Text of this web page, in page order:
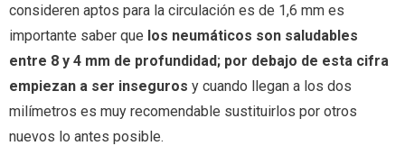
consideren aptos para la circulación es de 1,6 mm es
importante saber que los neumáticos son saludables
entre 8 y 4 mm de profundidad; por debajo de esta cifra
empiezan a ser inseguros y cuando llegan a los dos
milímetros es muy recomendable sustituirlos por otros
nuevos lo antes posible.